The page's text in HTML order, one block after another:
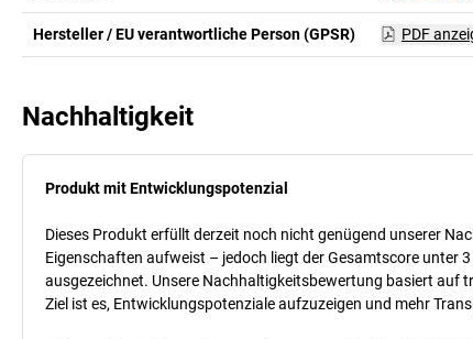
Hersteller / EU verantwortliche Person (GPSR) PDF
Nachhaltigkeit
Produkt mit Entwicklungspotenzial
Dieses Produkt erfüllt derzeit noch nicht genügend unserer
Eigenschaften aufweist – jedoch liegt der Gesamtscore unter
ausgezeichnet. Unsere Nachhaltigkeitsbewertung basiert auf
Ziel ist es, Entwicklungspotenziale aufzuzeigen und mehr